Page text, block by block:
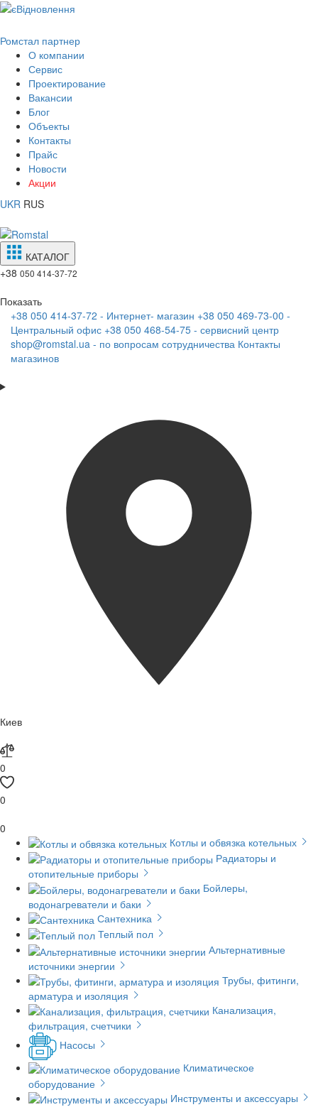
Ромстал партнер
О компании
Сервис
Проектирование
Вакансии
Блог
Объекты
Контакты
Прайс
Новости
Акции
UKR RUS
КАТАЛОГ
+38 050 414-37-72
Показать
+38 050 414-37-72 - Интернет- магазин +38 050 469-73-00 -
Центральный офис +38 050 468-54-75 - сервисний центр
shop@romstal.ua - по вопросам сотрудничества Контакты
магазинов
Киев
0
0
0
Котлы и обвязка котельных
Радиаторы и
отопительные приборы
Бойлеры,
водонагреватели и баки
Сантехника
Теплый пол
Альтернативные
источники энергии
Трубы, фитинги,
арматура и изоляция
Канализация,
фильтрация, счетчики
Насосы
Климатическое
оборудование
Инструменты и аксессуары